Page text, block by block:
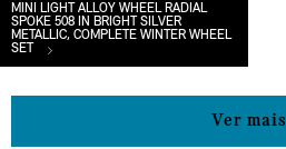
MINI LIGHT ALLOY WHEEL RADIAL
SPOKE 508 IN BRIGHT SILVER
METALLIC, COMPLETE WINTER WHEEL
SET
Ver mais